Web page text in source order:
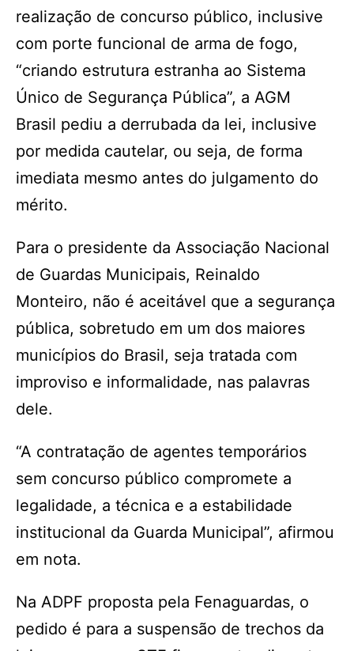
realização de concurso público, inclusive
com porte funcional de arma de fogo,
“criando estrutura estranha ao Sistema
Único de Segurança Pública”, a AGM
Brasil pediu a derrubada da lei, inclusive
por medida cautelar, ou seja, de forma
imediata mesmo antes do julgamento do
mérito.
Para o presidente da Associação Nacional
de Guardas Municipais, Reinaldo
Monteiro, não é aceitável que a segurança
pública, sobretudo em um dos maiores
municípios do Brasil, seja tratada com
improviso e informalidade, nas palavras
dele.
“A contratação de agentes temporários
sem concurso público compromete a
legalidade, a técnica e a estabilidade
institucional da Guarda Municipal”, afirmou
em nota.
Na ADPF proposta pela Fenaguardas, o
pedido é para a suspensão de trechos da